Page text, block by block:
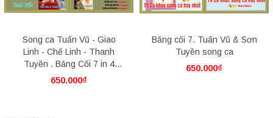
Song ca Tuấn Vũ - Giao
Linh - Chế Linh - Thanh
Tuyền . Băng Cối 7 in 4
Track.
650.000₫
Băng cối 7. Tuấn Vũ & Sơn
Tuyền song ca
650.000₫